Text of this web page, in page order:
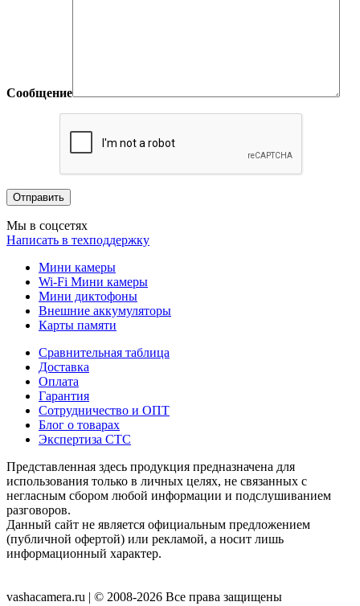
Сообщение
Мы в соцсетях
Написать в техподдержку
Мини камеры
Wi-Fi Мини камеры
Мини диктофоны
Внешние аккумуляторы
Карты памяти
Сравнительная таблица
Доставка
Оплата
Гарантия
Сотрудничество и ОПТ
Блог о товарах
Экспертиза СТС
Представленная здесь продукция предназначена для
использования только в личных целях, не связанных с
негласным сбором любой информации и подслушиванием
разговоров.
Данный сайт не является официальным предложением
(публичной офертой) или рекламой, а носит лишь
информационный характер.
vashacamera.ru | © 2008-2026 Все права защищены